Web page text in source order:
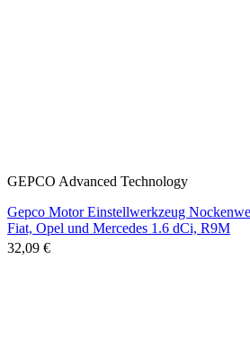
GEPCO Advanced Technology
Gepco Motor Einstellwerkzeug
Fiat, Opel und Mercedes 1.6 dCi, R9M
32,09 €